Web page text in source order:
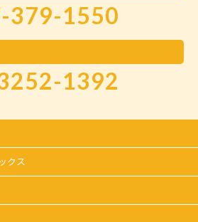
379-1550
1392
クス